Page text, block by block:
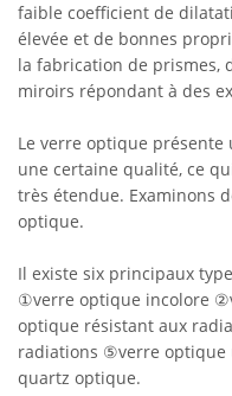
faible coefficient de
élevée et de bonnes
la fabrication de prismes,
miroirs répondant à des
Le verre optique
une certaine qualité, ce
très étendue. Examinons
optique.
Il existe six principaux
①verre optique incolore
optique résistant aux
radiations ⑤verre
quartz optique.